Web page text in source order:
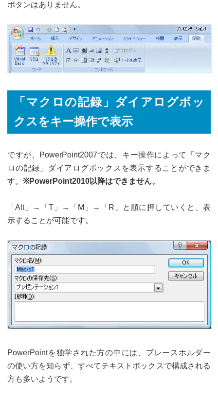
ボタンはありません。
「マクロの記録」ダイアログボッ
クスをキー操作で表示
ですが、PowerPoint2007では、キー操作によって「マク
ロの記録」ダイアログボックスを表示することができま
す。 ※PowerPoint2010以降はできません。
「Alt」→「T」→「M」→「R」と順に押していくと、表
示することが可能です。
PowerPointを独学された方の中には、プレースホルダー
の使い方を知らず、すべてテキストボックスで構成される
方も多いようです。